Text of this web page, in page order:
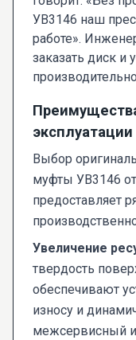
УВ3146 наш
работе».
заказать диск и
эксплуатации
Выбор
муфты УВ3146
предоставляет
Увеличение
твердость
обеспечивают
износу и
межсервисный